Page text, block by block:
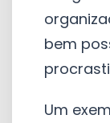
bem
Um